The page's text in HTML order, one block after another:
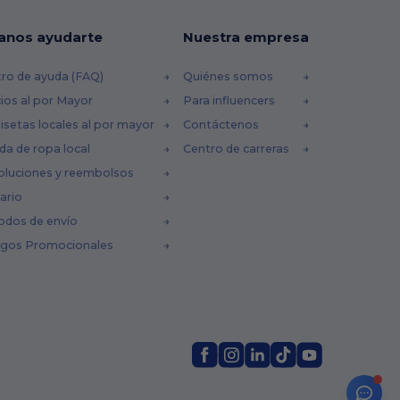
ayudarte
de ayuda (FAQ)
al por Mayor
locales al por mayor
de ropa local
y reembolsos
de envío
Promocionales
Nuestra empresa
Quiénes somos
Para influencers
Contáctenos
Centro de carreras